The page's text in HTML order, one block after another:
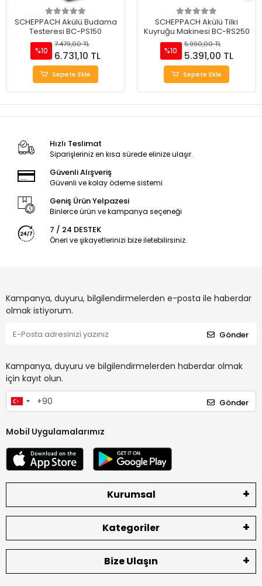
SCHEPPACH Akülü Budama
Testeresi BC-PS150
%10
7.479,00 TL
6.731,10 TL
Sepete Ekle
SCHEPPACH Akülü Tilki
Kuyruğu Makinesi BC-RS250
%10
5.990,00 TL
5.391,00 TL
Sepete Ekle
Hızlı Teslimat
Siparişleriniz en kısa sürede elinize ulaşır.
Güvenli Alışveriş
Güvenli ve kolay ödeme sistemi
Geniş Ürün Yelpazesi
Binlerce ürün ve kampanya seçeneği
7 / 24 DESTEK
Öneri ve şikayetlerinizi bize iletebilirsiniz.
Kampanya, duyuru, bilgilendirmelerden e-posta ile haberdar
olmak istiyorum.
Gönder
Kampanya, duyuru ve bilgilendirmelerden haberdar olmak
için kayıt olun.
Gönder
Mobil Uygulamalarımız
Kurumsal
Kategoriler
Bize Ulaşın